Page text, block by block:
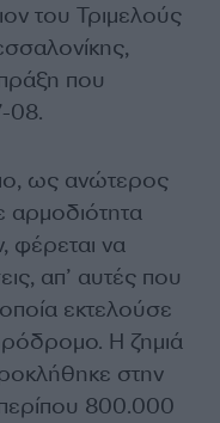
του Τριμελούς
που
08.
ως ανώτερος
φέρεται να
απ’ αυτές που
εκτελούσε
Η ζημιά
στην
800.000